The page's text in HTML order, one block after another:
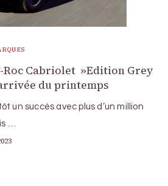
Roc Cabriolet »Edition Grey
du printemps
un succès avec plus d’un million
…